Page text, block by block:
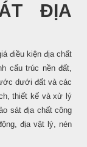
ĐỊA
kiện địa chất
cấu trúc nền đất,
dưới đất và các
thiết kế và xử lý
sát địa chất công
địa vật lý, nén